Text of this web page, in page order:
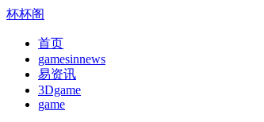
杯杯阁
首页
gamesinnews
易资讯
3Dgame
game